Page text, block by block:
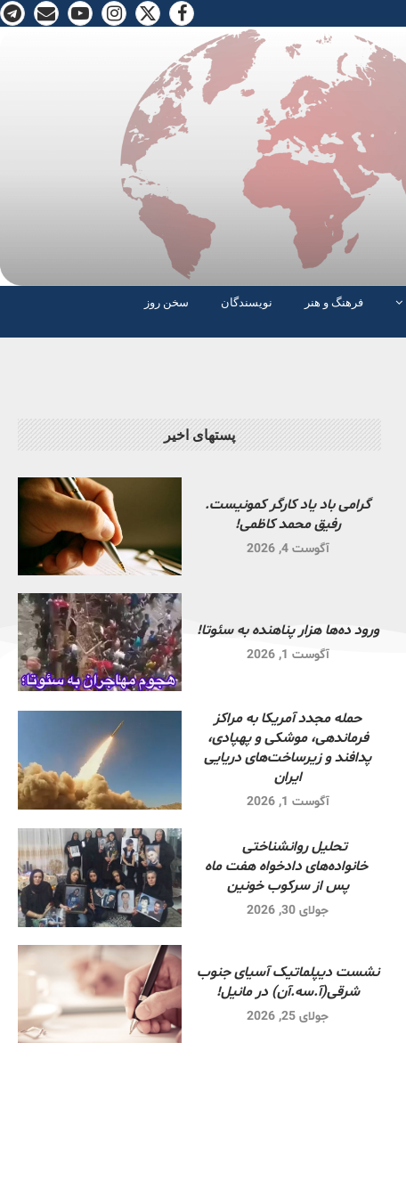
فرهنگ و هنر نویسندگان
سخن روز
پستهای اخیر
گرامی باد یاد کارگر کمونیست.
رفیق محمد کاظمی!
آگوست 4, 2026
ورود ده‌ها هزار پناهنده به سئوتا!
آگوست 1, 2026
حمله مجدد آمریکا به مراکز
فرماندهی، موشکی و پهپادی،
پدافند و زیرساخت‌های دریایی
ایران
آگوست 1, 2026
تحلیل روانشناختی
خانواده‌های دادخواه هفت ماه
پس از سرکوب خونین
جولای 30, 2026
نشست دیپلماتیک آسیای جنوب
شرقی‌(آ.سه.آن) در مانیل!
جولای 25, 2026